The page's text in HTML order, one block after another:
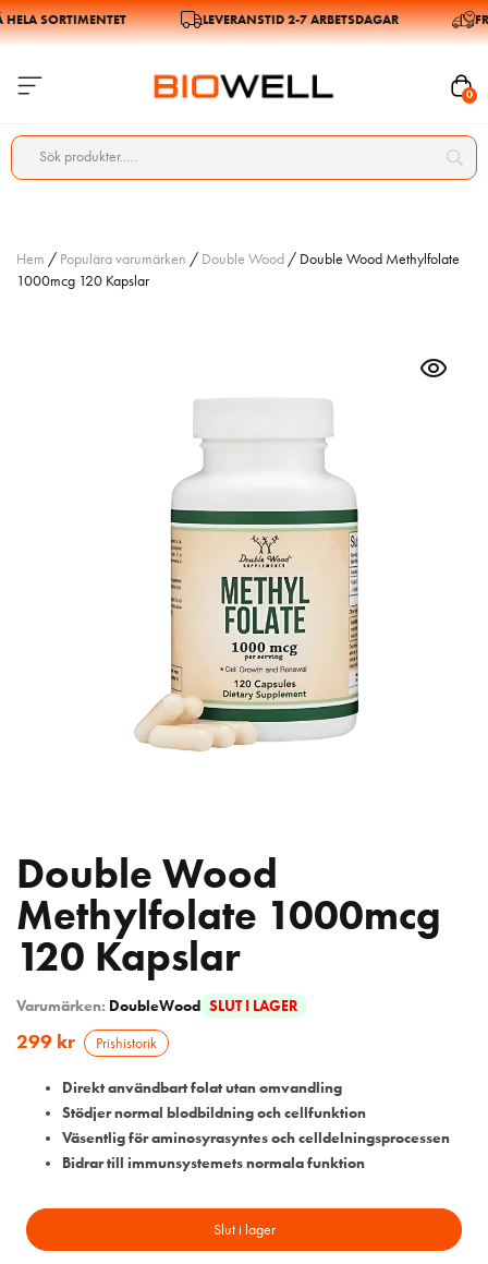
SORTIMENTET LEVERANSTID 2-7 ARBETSDAGAR FRI
0
Hem / Populära varumärken / Double Wood / Double Wood Methylfolate
1000mcg 120 Kapslar
Double Wood
Methylfolate 1000mcg
120 Kapslar
Varumärken: DoubleWood SLUT I LAGER
299 kr Prishistorik
Direkt användbart folat utan omvandling
Stödjer normal blodbildning och cellfunktion
Väsentlig för aminosyrasyntes och celldelningsprocessen
Bidrar till immunsystemets normala funktion
Slut i lager